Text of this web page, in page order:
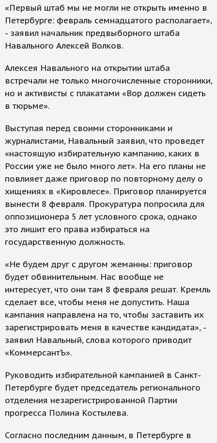
«Первый штаб мы не могли не открыть именно в
Петербурге: февраль семнадцатого располагает»,
- заявил начальник предвыборного штаба
Навального Алексей Волков.
Алексея Навального на открытии штаба
встречали не только многочисленные сторонники,
но и активисты с плакатами «Вор должен сидеть
в тюрьме».
Выступая перед своими сторонниками и
журналистами, Навальный заявил, что проведет
«настоящую избирательную кампанию, каких в
России уже не было много лет». На его планы не
повлияет даже приговор по повторному делу о
хищениях в «Кировлесе». Приговор планируется
вынести 8 февраля. Прокуратура попросила для
оппозиционера 5 лет условного срока, однако
это лишит его права избираться на
государственную должность.
«Не будем друг с другом жеманны: приговор
будет обвинительным. Нас вообще не
интересует, что они там 8 февраля решат. Кремль
сделает все, чтобы меня не допустить. Наша
кампания направлена на то, чтобы заставить их
зарегистрировать меня в качестве кандидата», -
заявил Навальный, слова которого приводит
«КоммерсантЪ».
Руководить избирательной кампанией в Санкт-
Петербурге будет председатель регионального
отделения незарегистрированной Партии
прогресса Полина Костылева.
Согласно последним данным, в Петербурге в